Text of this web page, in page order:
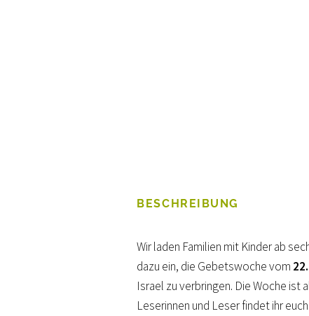
BESCHREIBUNG
Wir laden Familien mit Kinder ab
dazu ein, die Gebetswoche vom
Israel zu verbringen. Die Woche
Leserinnen und Leser findet ihr